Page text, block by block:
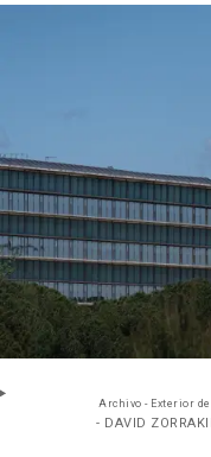
Archivo - Exterior
- DAVID